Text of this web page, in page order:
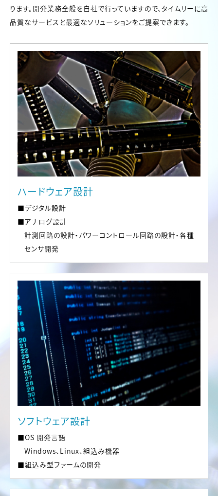
ります。開発業務全般を自社で行っていますので、タイムリーに高
品質なサービスと最適なソリューションをご提案できます。
ハードウェア設計
■デジタル設計
■アナログ設計
計測回路の設計・パワーコントロール回路の設計・各種
センサ開発
ソフトウェア設計
■OS 開発言語
Windows、Linux、組込み機器
■組込み型ファームの開発